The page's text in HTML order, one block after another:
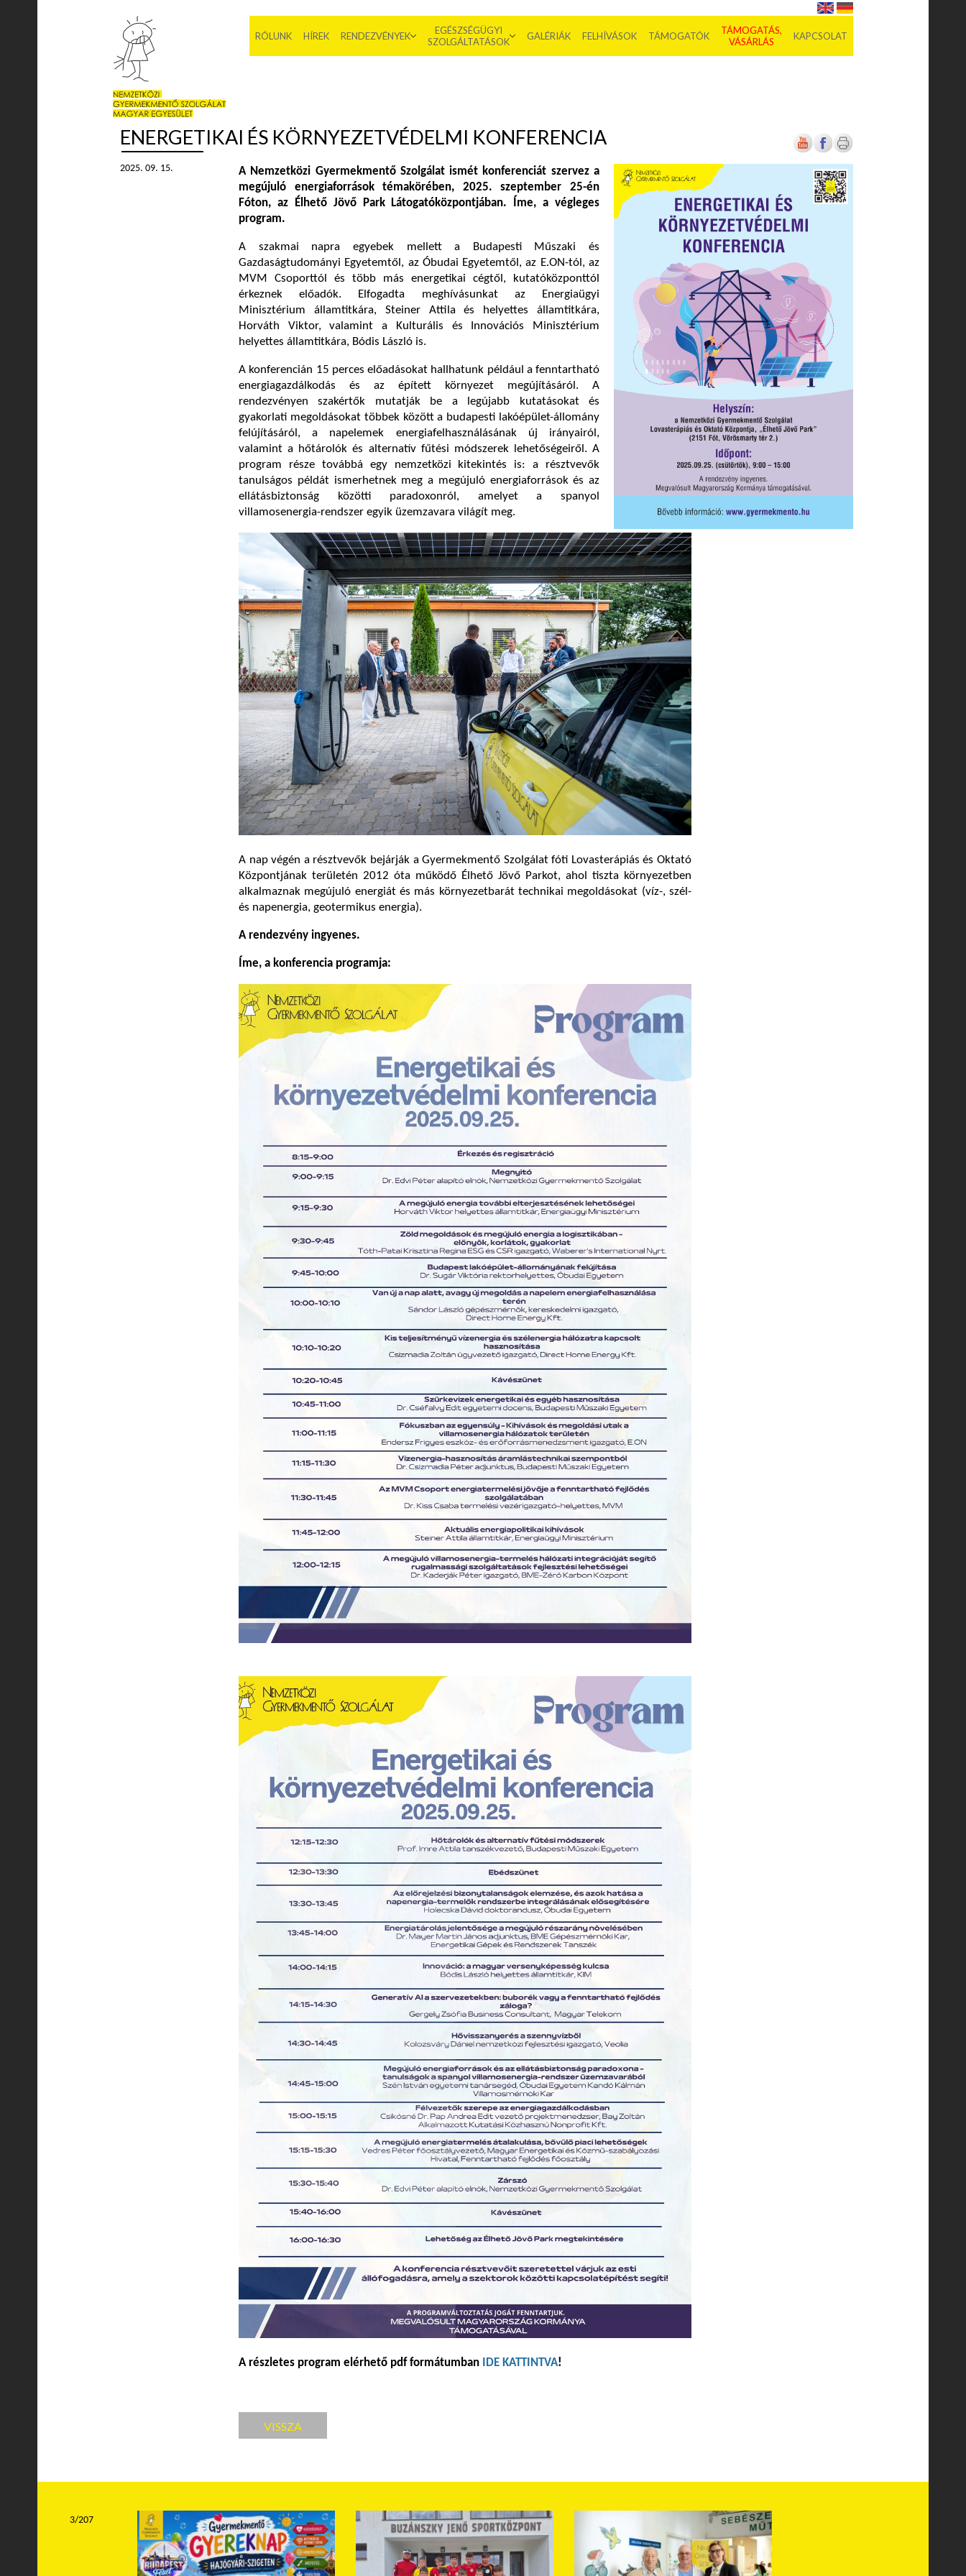
RÓLUNK HÍREK RENDEZVÉNYEK
EGÉSZSÉGÜGYI
SZOLGÁLTATÁSOK
GALÉRIÁK FELHÍVÁSOK TÁMOGATÓK
TÁMOGATÁS,
VÁSÁRLÁS
KAPCSOLAT
ENERGETIKAI ÉS KÖRNYEZETVÉDELMI KONFERENCIA
2025. 09. 15.
A Nemzetközi Gyermekmentő Szolgálat ismét konferenciát szervez a
megújuló energiaforrások témakörében, 2025. szeptember 25-én
Fóton, az Élhető Jövő Park Látogatóközpontjában. Íme, a végleges
program.
A szakmai napra egyebek mellett a Budapesti Műszaki és
Gazdaságtudományi Egyetemtől, az Óbudai Egyetemtől, az E.ON-tól, az
MVM Csoporttól és több más energetikai cégtől, kutatóközponttól
érkeznek előadók. Elfogadta meghívásunkat az Energiaügyi
Minisztérium államtitkára, Steiner Attila és helyettes államtitkára,
Horváth Viktor, valamint a Kulturális és Innovációs Minisztérium
helyettes államtitkára, Bódis László is.
A konferencián 15 perces előadásokat hallhatunk például a fenntartható
energiagazdálkodás és az épített környezet megújításáról. A
rendezvényen szakértők mutatják be a legújabb kutatásokat és
gyakorlati megoldásokat többek között a budapesti lakóépület-állomány
felújításáról, a napelemek energiafelhasználásának új irányairól,
valamint a hőtárolók és alternatív fűtési módszerek lehetőségeiről. A
program része továbbá egy nemzetközi kitekintés is: a résztvevők
tanulságos példát ismerhetnek meg a megújuló energiaforrások és az
ellátásbiztonság közötti paradoxonról, amelyet a spanyol
villamosenergia-rendszer egyik üzemzavara világít meg.
A nap végén a résztvevők bejárják a Gyermekmentő Szolgálat fóti Lovasterápiás és Oktató
Központjának területén 2012 óta működő Élhető Jövő Parkot, ahol tiszta környezetben
alkalmaznak megújuló energiát és más környezetbarát technikai megoldásokat (víz-, szél-
és napenergia, geotermikus energia).
A rendezvény ingyenes.
Íme, a konferencia programja:
A részletes program elérhető pdf formátumban IDE KATTINTVA!
VISSZA
3/207